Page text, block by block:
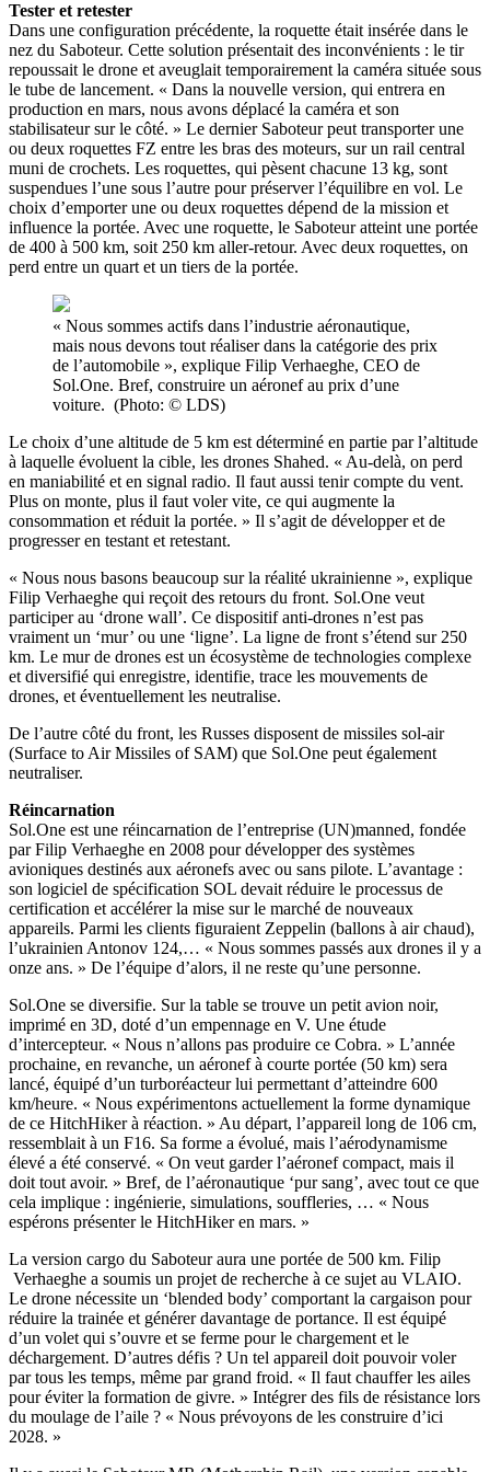
Tester et retester
Dans une configuration précédente, la roquette était insérée dans le
nez du Saboteur. Cette solution présentait des inconvénients : le tir
repoussait le drone et aveuglait temporairement la caméra située sous
le tube de lancement. « Dans la nouvelle version, qui entrera en
production en mars, nous avons déplacé la caméra et son
stabilisateur sur le côté. » Le dernier Saboteur peut transporter une
ou deux roquettes FZ entre les bras des moteurs, sur un rail central
muni de crochets. Les roquettes, qui pèsent chacune 13 kg, sont
suspendues l’une sous l’autre pour préserver l’équilibre en vol. Le
choix d’emporter une ou deux roquettes dépend de la mission et
influence la portée. Avec une roquette, le Saboteur atteint une portée
de 400 à 500 km, soit 250 km aller-retour. Avec deux roquettes, on
perd entre un quart et un tiers de la portée.
« Nous sommes actifs dans l’industrie aéronautique,
mais nous devons tout réaliser dans la catégorie des prix
de l’automobile », explique Filip Verhaeghe, CEO de
Sol.One. Bref, construire un aéronef au prix d’une
voiture. (Photo: © LDS)
Le choix d’une altitude de 5 km est déterminé en partie par l’altitude
à laquelle évoluent la cible, les drones Shahed. « Au-delà, on perd
en maniabilité et en signal radio. Il faut aussi tenir compte du vent.
Plus on monte, plus il faut voler vite, ce qui augmente la
consommation et réduit la portée. » Il s’agit de développer et de
progresser en testant et retestant.
« Nous nous basons beaucoup sur la réalité ukrainienne », explique
Filip Verhaeghe qui reçoit des retours du front. Sol.One veut
participer au ‘drone wall’. Ce dispositif anti-drones n’est pas
vraiment un ‘mur’ ou une ‘ligne’. La ligne de front s’étend sur 250
km. Le mur de drones est un écosystème de technologies complexe
et diversifié qui enregistre, identifie, trace les mouvements de
drones, et éventuellement les neutralise.
De l’autre côté du front, les Russes disposent de missiles sol-air
(Surface to Air Missiles of SAM) que Sol.One peut également
neutraliser.
Réincarnation
Sol.One est une réincarnation de l’entreprise (UN)manned, fondée
par Filip Verhaeghe en 2008 pour développer des systèmes
avioniques destinés aux aéronefs avec ou sans pilote. L’avantage :
son logiciel de spécification SOL devait réduire le processus de
certification et accélérer la mise sur le marché de nouveaux
appareils. Parmi les clients figuraient Zeppelin (ballons à air chaud),
l’ukrainien Antonov 124,… « Nous sommes passés aux drones il y a
onze ans. » De l’équipe d’alors, il ne reste qu’une personne.
Sol.One se diversifie. Sur la table se trouve un petit avion noir,
imprimé en 3D, doté d’un empennage en V. Une étude
d’intercepteur. « Nous n’allons pas produire ce Cobra. » L’année
prochaine, en revanche, un aéronef à courte portée (50 km) sera
lancé, équipé d’un turboréacteur lui permettant d’atteindre 600
km/heure. « Nous expérimentons actuellement la forme dynamique
de ce HitchHiker à réaction. » Au départ, l’appareil long de 106 cm,
ressemblait à un F16. Sa forme a évolué, mais l’aérodynamisme
élevé a été conservé. « On veut garder l’aéronef compact, mais il
doit tout avoir. » Bref, de l’aéronautique ‘pur sang’, avec tout ce que
cela implique : ingénierie, simulations, souffleries, … « Nous
espérons présenter le HitchHiker en mars. »
La version cargo du Saboteur aura une portée de 500 km. Filip
Verhaeghe a soumis un projet de recherche à ce sujet au VLAIO.
Le drone nécessite un ‘blended body’ comportant la cargaison pour
réduire la trainée et générer davantage de portance. Il est équipé
d’un volet qui s’ouvre et se ferme pour le chargement et le
déchargement. D’autres défis ? Un tel appareil doit pouvoir voler
par tous les temps, même par grand froid. « Il faut chauffer les ailes
pour éviter la formation de givre. » Intégrer des fils de résistance lors
du moulage de l’aile ? « Nous prévoyons de les construire d’ici
2028. »